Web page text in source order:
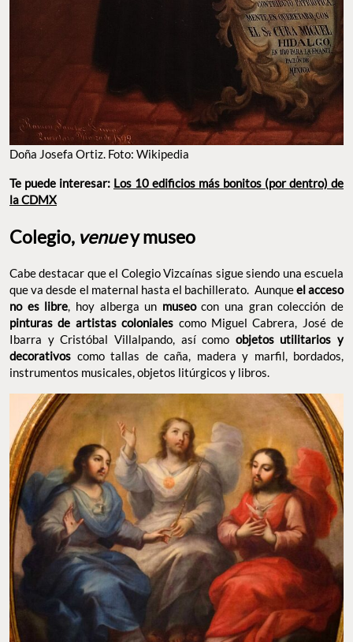
Doña Josefa Ortiz. Foto: Wikipedia
Te puede interesar: Los 10 edificios más bonitos (por dentro) de
la CDMX
Colegio, venuey museo
Cabe destacar que el Colegio Vizcaínas sigue siendo una escuela
que va desde el maternal hasta el bachillerato. Aunqueel acceso
no es libre, hoy alberga un museocon una gran colección de
pinturas de artistas coloniales como Miguel Cabrera, José de
Ibarra y Cristóbal Villalpando, así como objetos utilitarios y
decorativos como tallas de caña, madera y marfil, bordados,
instrumentos musicales, objetos litúrgicos y libros.